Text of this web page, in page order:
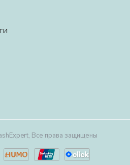
Все права защищены